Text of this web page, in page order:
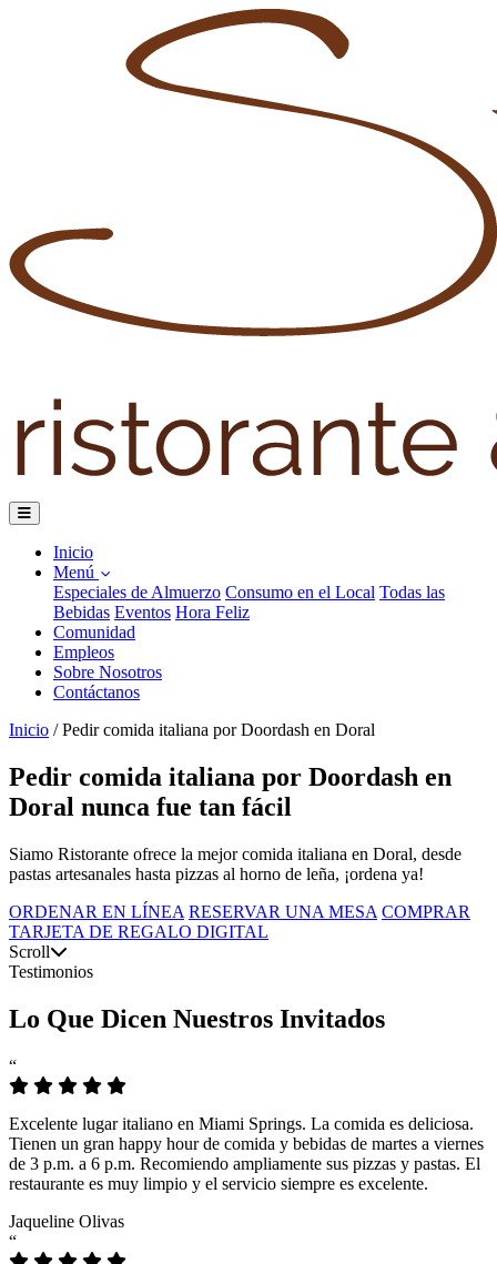
Inicio
Menú
Especiales de Almuerzo Consumo en el Local Todas las
Bebidas Eventos Hora Feliz
Comunidad
Empleos
Sobre Nosotros
Contáctanos
Inicio / Pedir comida italiana por Doordash en Doral
Pedir comida italiana por Doordash en
Doral nunca fue tan fácil
Siamo Ristorante ofrece la mejor comida italiana en Doral, desde
pastas artesanales hasta pizzas al horno de leña, ¡ordena ya!
ORDENAR EN LÍNEA RESERVAR UNA MESA COMPRAR
TARJETA DE REGALO DIGITAL
Scroll
Testimonios
Lo Que Dicen Nuestros Invitados
“
Excelente lugar italiano en Miami Springs. La comida es deliciosa.
Tienen un gran happy hour de comida y bebidas de martes a viernes
de 3 p.m. a 6 p.m. Recomiendo ampliamente sus pizzas y pastas. El
restaurante es muy limpio y el servicio siempre es excelente.
Jaqueline Olivas
“